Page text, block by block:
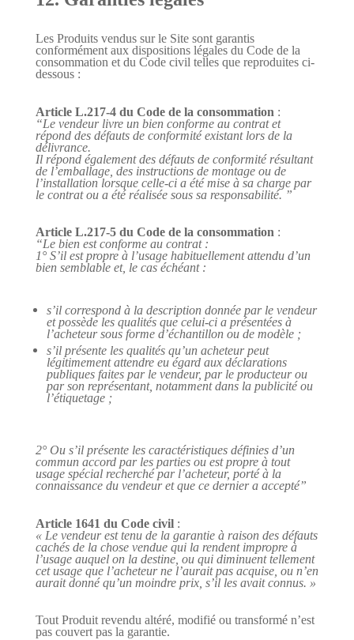
Les Produits vendus sur le Site sont garantis
conformément aux dispositions légales du Code de la
consommation et du Code civil telles que reproduites ci-
dessous :
Article L.217-4 du Code de la consommation :
“Le vendeur livre un bien conforme au contrat et
répond des défauts de conformité existant lors de la
délivrance.
Il répond également des défauts de conformité résultant
de l’emballage, des instructions de montage ou de
l’installation lorsque celle-ci a été mise à sa charge par
le contrat ou a été réalisée sous sa responsabilité. ”
Article L.217-5 du Code de la consommation :
“Le bien est conforme au contrat :
1° S’il est propre à l’usage habituellement attendu d’un
bien semblable et, le cas échéant :
s’il correspond à la description donnée par le vendeur
et possède les qualités que celui-ci a présentées à
l’acheteur sous forme d’échantillon ou de modèle ;
s’il présente les qualités qu’un acheteur peut
légitimement attendre eu égard aux déclarations
publiques faites par le vendeur, par le producteur ou
par son représentant, notamment dans la publicité ou
l’étiquetage ;
2° Ou s’il présente les caractéristiques définies d’un
commun accord par les parties ou est propre à tout
usage spécial recherché par l’acheteur, porté à la
connaissance du vendeur et que ce dernier a accepté”
Article 1641 du Code civil :
« Le vendeur est tenu de la garantie à raison des défauts
cachés de la chose vendue qui la rendent impropre à
l’usage auquel on la destine, ou qui diminuent tellement
cet usage que l’acheteur ne l’aurait pas acquise, ou n’en
aurait donné qu’un moindre prix, s’il les avait connus. »
Tout Produit revendu altéré, modifié ou transformé n’est
pas couvert pas la garantie.